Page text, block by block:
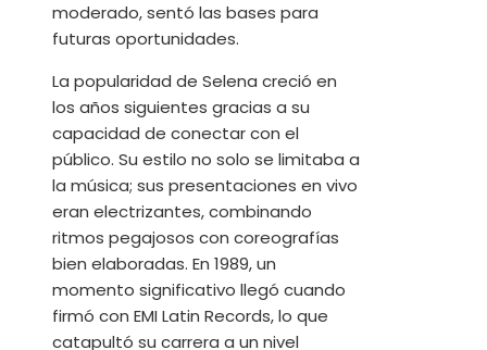
moderado, sentó las bases para
futuras oportunidades.
La popularidad de Selena creció en
los años siguientes gracias a su
capacidad de conectar con el
público. Su estilo no solo se limitaba a
la música; sus presentaciones en vivo
eran electrizantes, combinando
ritmos pegajosos con coreografías
bien elaboradas. En 1989, un
momento significativo llegó cuando
firmó con EMI Latin Records, lo que
catapultó su carrera a un nivel